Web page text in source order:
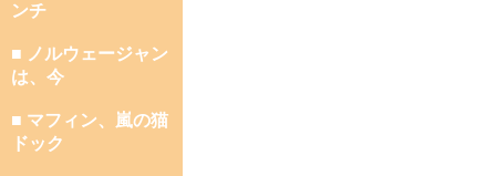
ンチ
■ ノルウェージャン
は、今
■ マフィン、嵐の猫
ドック